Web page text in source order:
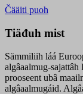
Čääiti puoh
Tiäđuh mist
Sämmiliih láá
algâaalmug-
prooseent ubâ
algâaalmugáid.